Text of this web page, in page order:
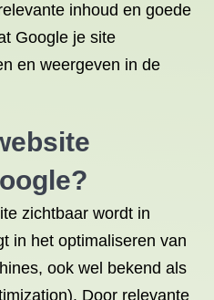
inhoud en goede
Google je site
en weergeven in de
zichtbaar wordt in
in het optimaliseren van
ook wel bekend als
Door relevante